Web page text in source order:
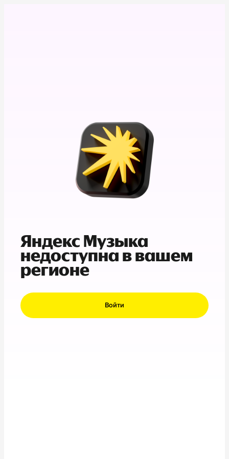
Яндекс Музыка
недоступна в вашем
регионе
Войти